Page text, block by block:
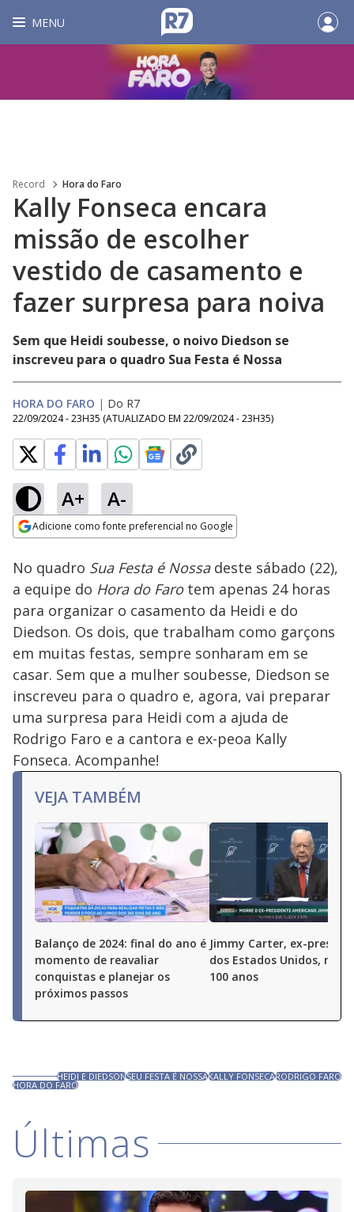
MENU
Record Hora do Faro
Kally Fonseca encara
missão de escolher
vestido de casamento e
fazer surpresa para noiva
Sem que Heidi soubesse, o noivo Diedson se
inscreveu para o quadro Sua Festa é Nossa
HORA DO FARO | Do R7
22/09/2024 - 23H35 (ATUALIZADO EM 22/09/2024 - 23H35)
A+ A-
Adicione como fonte preferencial no Google
Ativar
Loaded:
4.13%
No quadro Sua Festa é Nossadeste sábado (22),
a equipe do Hora do Farotem apenas 24 horas
para organizar o casamento da Heidi e do
Diedson. Os dois, que trabalham como garçons
em muitas festas, sempre sonharam em se
casar. Sem que a mulher soubesse, Diedson se
inscreveu para o quadro e, agora, vai preparar
uma surpresa para Heidi com a ajuda de
Rodrigo Faro e a cantora e ex-peoa Kally
Fonseca. Acompanhe!
VEJA TAMBÉM
Balanço de 2024: final do ano é
momento de reavaliar
conquistas e planejar os
próximos passos
Jimmy Carter, ex-
dos Estados Unidos,
100 anos
HEIDI E DIEDSONSEU FESTA É NOSSAKALLY FONSECARODRIGO FARO
HORA DO FARO
Últimas